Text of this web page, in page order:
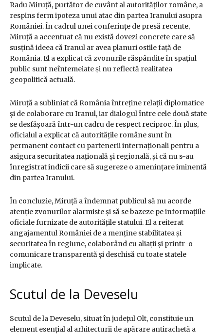
Radu Miruță, purtător de cuvânt al autorităților române, a
respins ferm ipoteza unui atac din partea Iranului asupra
României. În cadrul unei conferințe de presă recente,
Miruță a accentuat că nu există dovezi concrete care să
susțină ideea că Iranul ar avea planuri ostile față de
România. El a explicat că zvonurile răspândite în spațiul
public sunt neîntemeiate și nu reflectă realitatea
geopolitică actuală.
Miruță a subliniat că România întreține relații diplomatice
și de colaborare cu Iranul, iar dialogul între cele două state
se desfășoară într-un cadru de respect reciproc. În plus,
oficialul a explicat că autoritățile române sunt în
permanent contact cu partenerii internaționali pentru a
asigura securitatea națională și regională, și că nu s-au
înregistrat indicii care să sugereze o amenințare iminentă
din partea Iranului.
În concluzie, Miruță a îndemnat publicul să nu acorde
atenție zvonurilor alarmiste și să se bazeze pe informațiile
oficiale furnizate de autoritățile statului. El a reiterat
angajamentul României de a menține stabilitatea și
securitatea în regiune, colaborând cu aliații și printr-o
comunicare transparentă și deschisă cu toate statele
implicate.
Scutul de la Deveselu
Scutul de la Deveselu, situat în județul Olt, constituie un
element esențial al arhitecturii de apărare antirachetă a